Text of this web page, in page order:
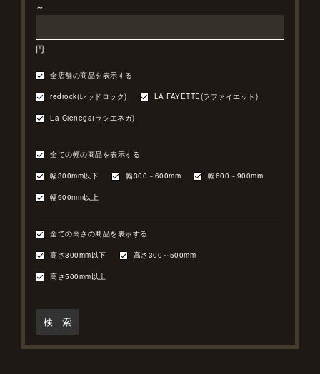
～
円
全店舗の商品を表示する
redrock(レッドロック) LA FAYETTE(ラファイエット)
La Cienega(ラシエネガ)
全ての幅の商品を表示する
幅300mm以下 幅300～600mm 幅600～900mm
幅900mm以上
全ての高さの商品を表示する
高さ300mm以下 高さ300～500mm
高さ500mm以上
検 索